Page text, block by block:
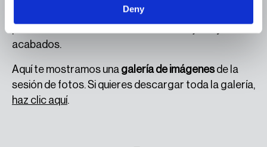
Deny
preocupes, podrás consultar
acabados.
Aquí te mostramos una galería de imágenesde la
sesión de fotos. Si quieres descargar toda la galería,
haz clic aquí.